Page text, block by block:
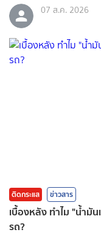
07 ส.ค. 2026
ติดกระแส ข่าวสาร
เบื้องหลัง ทำไม "น้ำมั
รถ?